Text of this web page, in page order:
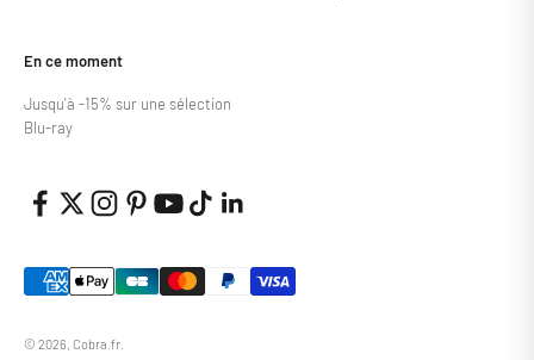
En ce moment
Jusqu'à -15% sur une sélection
Blu-ray
© 2026, Cobra.fr.